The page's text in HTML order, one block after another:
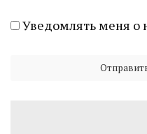
Уведомлять меня о